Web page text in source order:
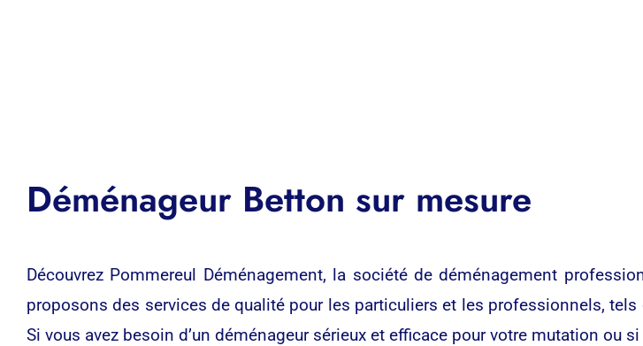
Déménageur Betton sur mesure
Découvrez Pommereul Déménagement, la société de déménagement
proposons des services de qualité pour les particuliers et les professionnels,
Si vous avez besoin d’un déménageur sérieux et efficace pour votre mutation ou